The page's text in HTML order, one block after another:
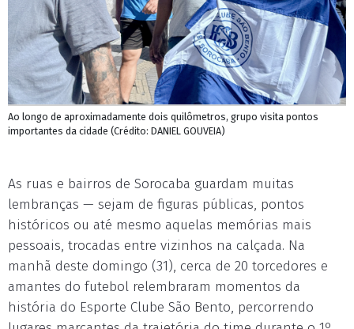
Ao longo de aproximadamente dois quilômetros, grupo visita pontos
importantes da cidade (Crédito: DANIEL GOUVEIA)
As ruas e bairros de Sorocaba guardam muitas
lembranças — sejam de figuras públicas, pontos
históricos ou até mesmo aquelas memórias mais
pessoais, trocadas entre vizinhos na calçada. Na
manhã deste domingo (31), cerca de 20 torcedores e
amantes do futebol relembraram momentos da
história do Esporte Clube São Bento, percorrendo